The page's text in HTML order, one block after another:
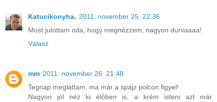
Katucikonyha, 2011. november 25. 22:36
Most jutottam oda, hogy megnézzem, nagyon durvaaaa!
Válasz
mm 2011. november 26. 21:48
Tegnap megláttam, ma már a spájz polcon figyel!
Nagyon jól néz ki élőben is, a krém isteni azt már